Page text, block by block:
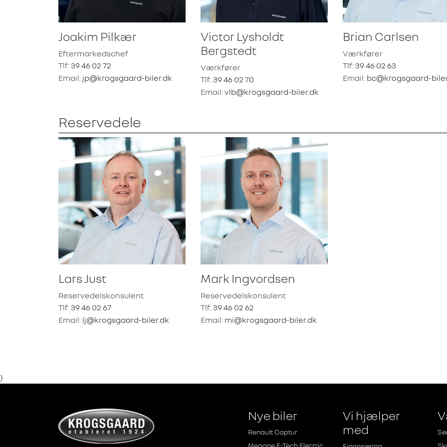
Joakim Pilkær
Eftermarkedschef
Tlf: 39 46 02 72
Email: jp@krogsgaard-biler.dk
Victor Lysholdt
Bergstedt
Værkfører
Tlf: 39 46 02 70
Email: vlb@krogsgaard-biler.dk
Brian Carlsen
Værkfører
Tlf: 39 46 02 63
Email: bc@krogsgaard-
Reservedele
Lars Just
Reservedelskonsulent
Tlf: 39 46 02 67
Email: lj@krogsgaard-biler.dk
Mark Ingvordsen
Reservedelskonsulent
Tlf: 39 46 02 62
Email: mi@krogsgaard-biler.dk
}
Nye biler
Renault Captur
Megane E-Tech Electric
Vi hjælper
med